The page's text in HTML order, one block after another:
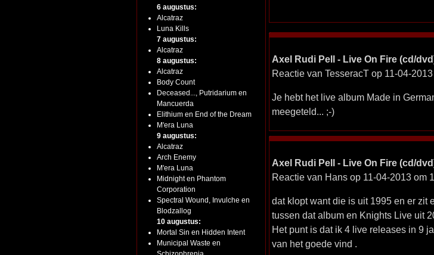
6 augustus:
Alcatraz
Luna Kills
7 augustus:
Alcatraz
8 augustus:
Alcatraz
Body Count
Deceased..., Putridarium en
Mancuerda
Elithium en End of the Dream
M'era Luna
9 augustus:
Alcatraz
Arch Enemy
M'era Luna
Midnight en Phantom
Corporation
Spectral Wound, Invulche en
Blodzallog
10 augustus:
Mortal Sin en Hidden Intent
Municipal Waste en
Axel Rudi Pell - Live On Fire (cd/
Reactie van TesseracT op 11-04-
Je hebt het live album Made in
meegeteld... ;-)
Axel Rudi Pell - Live On Fire (cd/
Reactie van Hans op 11-04-2013 om
dat klopt want die is uit 1995 en er zit
tussen dat album en Knights Live uit
Het punt is dat ik 4 live releases in 9
van het goede vind .